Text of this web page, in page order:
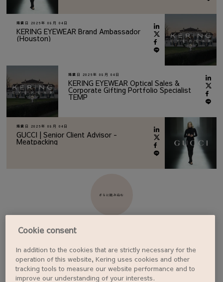
掲載日 2026年 08月 04日
KERING EYEWEAR Brand Ambassador
(Houston)
掲載日 2026年 08月 04日
KERING EYEWEAR Optical Sales &
Corporate Gifting Portfolio Specialist
TEMP
掲載日 2026年 08月 04日
GUCCI | Senior Client Advisor -
Meatpacking
さらに読み込む
ジョブアラートを設定する
Cookie consent
In addition to the cookies that are strictly necessary for the
operation of this website, Kering uses cookies and other
tracking tools to measure our website performance and to
improve our understanding of your interests.